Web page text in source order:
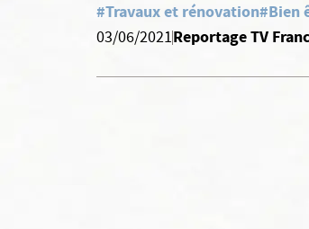
#Travaux et rénovation#Bien
03/06/2021Reportage TV